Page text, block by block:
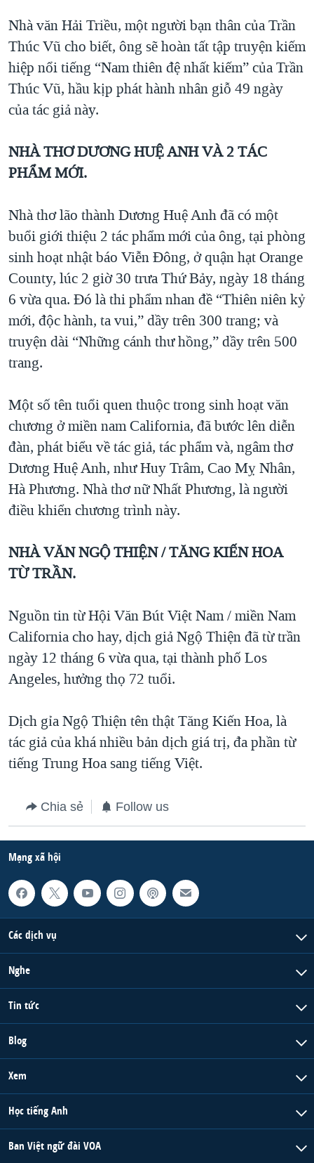
Nhà văn Hải Triều, một người bạn thân của Trần
Thúc Vũ cho biết, ông sẽ hoàn tất tập truyện kiếm
hiệp nổi tiếng “Nam thiên đệ nhất kiếm” của Trần
Thúc Vũ, hầu kịp phát hành nhân giỗ 49 ngày
của tác giả này.
NHÀ THƠ DƯƠNG HUỆ ANH VÀ 2 TÁC
PHẨM MỚI.
Nhà thơ lão thành Dương Huệ Anh đã có một
buổi giới thiệu 2 tác phẩm mới của ông, tại phòng
sinh hoạt nhật báo Viễn Đông, ở quận hạt Orange
County, lúc 2 giờ 30 trưa Thứ Bảy, ngày 18 tháng
6 vừa qua. Đó là thi phẩm nhan đề “Thiên niên kỷ
mới, độc hành, ta vui,” dầy trên 300 trang; và
truyện dài “Những cánh thư hồng,” dầy trên 500
trang.
Một số tên tuổi quen thuộc trong sinh hoạt văn
chương ở miền nam California, đã bước lên diễn
đàn, phát biểu về tác giả, tác phẩm và, ngâm thơ
Dương Huệ Anh, như Huy Trâm, Cao Mỵ Nhân,
Hà Phương. Nhà thơ nữ Nhất Phương, là người
điều khiển chương trình này.
NHÀ VĂN NGỘ THIỆN / TĂNG KIẾN HOA
TỪ TRẦN.
Nguồn tin từ Hội Văn Bút Việt Nam / miền Nam
California cho hay, dịch giả Ngộ Thiện đã từ trần
ngày 12 tháng 6 vừa qua, tại thành phố Los
Angeles, hưởng thọ 72 tuổi.
Dịch gỉa Ngộ Thiện tên thật Tăng Kiến Hoa, là
tác giả của khá nhiều bản dịch giá trị, đa phần từ
tiếng Trung Hoa sang tiếng Việt.
Chia sẻ Follow us
Mạng xã hội
Các dịch vụ
Nghe
Tin tức
Blog
Xem
Học tiếng Anh
Ban Việt ngữ đài VOA